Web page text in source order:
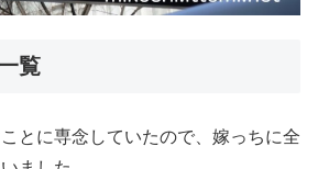
覧
とに専念していたので、嫁っちに全